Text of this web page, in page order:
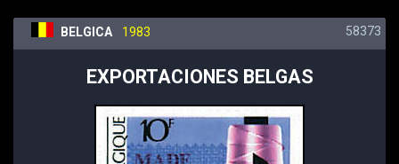
BELGICA 1983 58373
EXPORTACIONES BELGAS